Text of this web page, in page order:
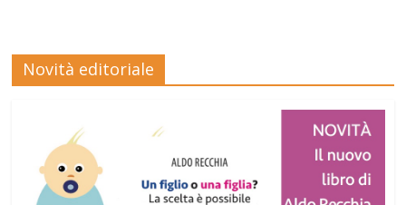
Novità editoriale